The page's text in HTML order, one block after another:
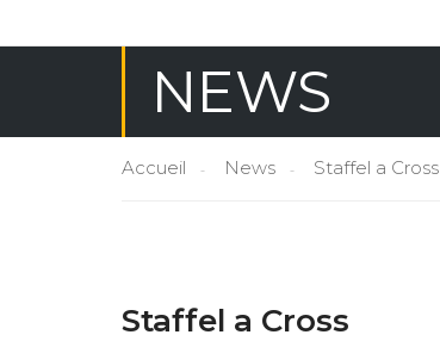
NEWS
Accueil News Staffel a Cross
Staffel a Cross